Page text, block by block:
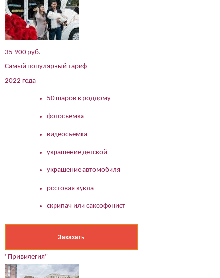
35 900 руб.
Самый популярный тариф
2022 года
50 шаров к роддому
фотосъемка
видеосъемка
украшение детской
украшение автомобиля
ростовая кукла
скрипач или саксофонист
Заказать
"Привилегия"